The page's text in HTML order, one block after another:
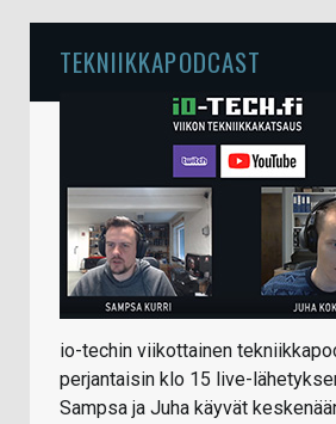
TEKNIIKKAPODCAST
io-techin viikottainen
perjantaisin klo 15 live-
Sampsa ja Juha käyvät